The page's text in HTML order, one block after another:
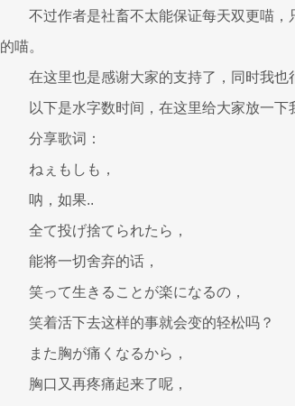
不过作者是社畜不太能保证每天双更喵
的喵。
在这里也是感谢大家的支持了，同时我也
以下是水字数时间，在这里给大家放一下
分享歌词：
ねぇもしも，
呐，如果..
全て投げ捨てられたら，
能将一切舍弃的话，
笑って生きることが楽になるの，
笑着活下去这样的事就会变的轻松吗？
また胸が痛くなるから，
胸口又再疼痛起来了呢，